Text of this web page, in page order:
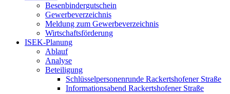
Besenbindergutschein
Gewerbeverzeichnis
Meldung zum Gewerbeverzeichnis
Wirtschaftsförderung
ISEK-Planung
Ablauf
Analyse
Beteiligung
Schlüsselpersonenrunde Rackertshofener Straße
Informationsabend Rackertshofener Straße